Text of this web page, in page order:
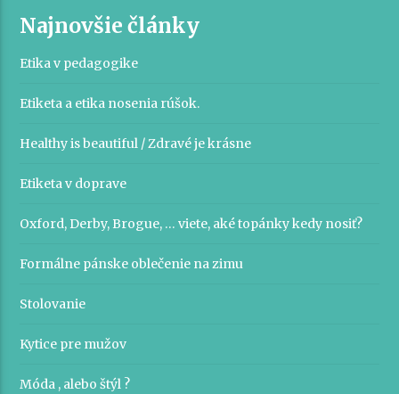
Najnovšie články
Etika v pedagogike
Etiketa a etika nosenia rúšok.
Healthy is beautiful / Zdravé je krásne
Etiketa v doprave
Oxford, Derby, Brogue, … viete, aké topánky kedy nosiť?
Formálne pánske oblečenie na zimu
Stolovanie
Kytice pre mužov
Móda , alebo štýl ?